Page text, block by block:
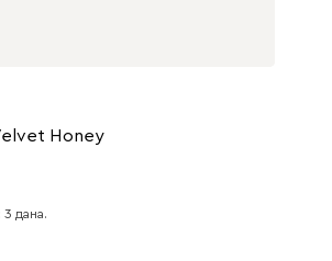
Honey
3 дана.